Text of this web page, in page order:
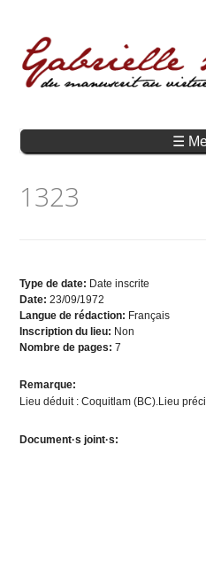
☰
1323
Type de date: Date inscrite
Date:23/09/1972
Langue de rédaction: Français
Inscription du lieu: Non
Nombre de pages:7
Remarque:
Lieu déduit : Coquitlam (BC).Lieu
Document·s joint·s: